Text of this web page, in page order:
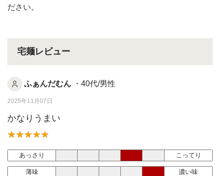
ださい。
宅麺レビュー
ふぁんだむん ・40代/男性
2025年11月07日
かなりうまい
あっさり こってり
薄味 濃い味